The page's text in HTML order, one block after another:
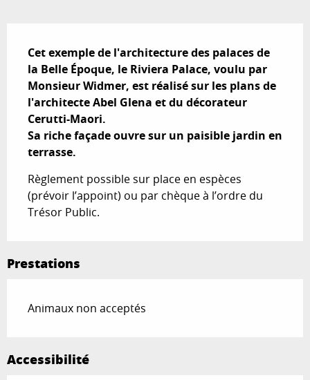
Cet exemple de l'architecture des palaces de
la Belle Époque, le Riviera Palace, voulu par
Monsieur Widmer, est réalisé sur les plans de
l'architecte Abel Glena et du décorateur
Cerutti-Maori.
Sa riche façade ouvre sur un paisible jardin en
terrasse.
Règlement possible sur place en espèces
(prévoir l’appoint) ou par chèque à l’ordre du
Trésor Public.
Prestations
Animaux non acceptés
Accessibilité